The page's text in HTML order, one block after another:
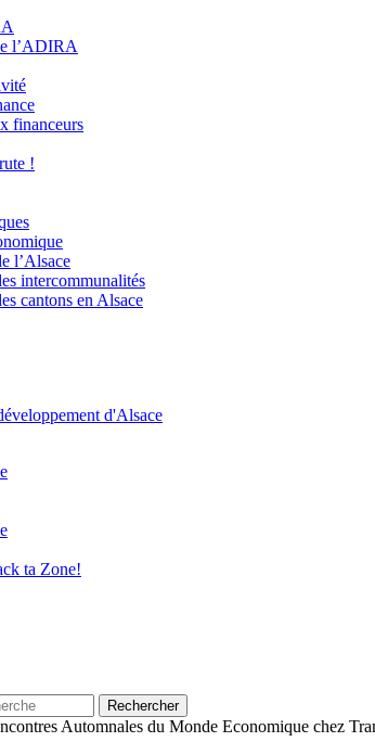
l’ADIRA
financeurs
!
l’Alsace
intercommunalités
cantons en Alsace
ta Zone!
Rechercher
Automnales du Monde Economique chez